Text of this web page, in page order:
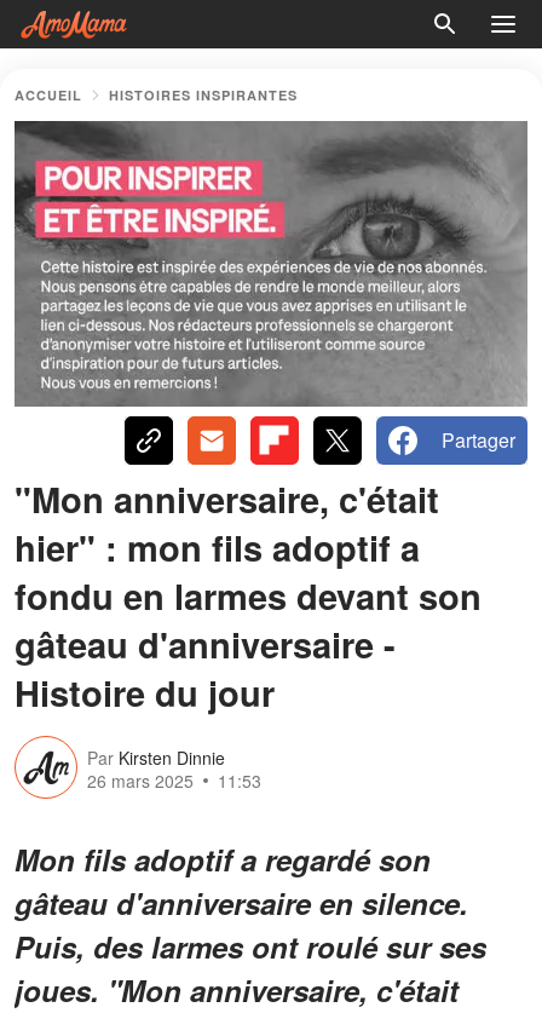
ACCUEIL HISTOIRES INSPIRANTES
Partager
"Mon anniversaire, c'était
hier" : mon fils adoptif a
fondu en larmes devant son
gâteau d'anniversaire -
Histoire du jour
Par Kirsten Dinnie
26 mars 2025
11:53
Mon fils adoptif a regardé son
gâteau d'anniversaire en silence.
Puis, des larmes ont roulé sur ses
joues. "Mon anniversaire, c'était